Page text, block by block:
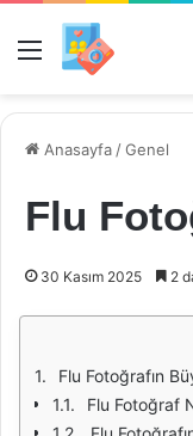
Menü
Anasayfa /Genel
Flu
30 Kasım 2025 2
Flu Fotoğrafın
Flu Fotoğraf